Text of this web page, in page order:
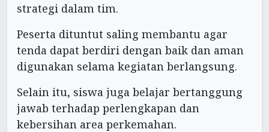
strategi dalam tim.
Peserta dituntut saling membantu agar
tenda dapat berdiri dengan baik dan aman
digunakan selama kegiatan berlangsung.
Selain itu, siswa juga belajar bertanggung
jawab terhadap perlengkapan dan
kebersihan area perkemahan.